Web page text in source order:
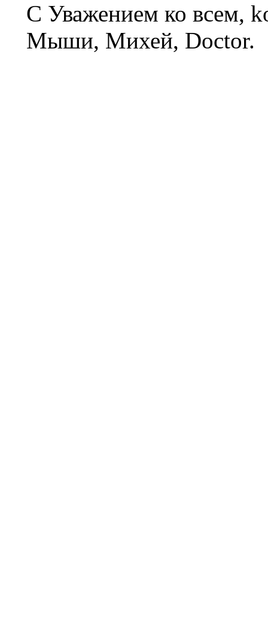
С Уважением ко всем,
Мыши, Михей, Doctor.